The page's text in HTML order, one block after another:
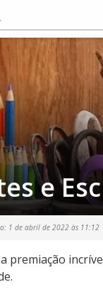
e
1 de abril de 2022 às 11:12
premiação